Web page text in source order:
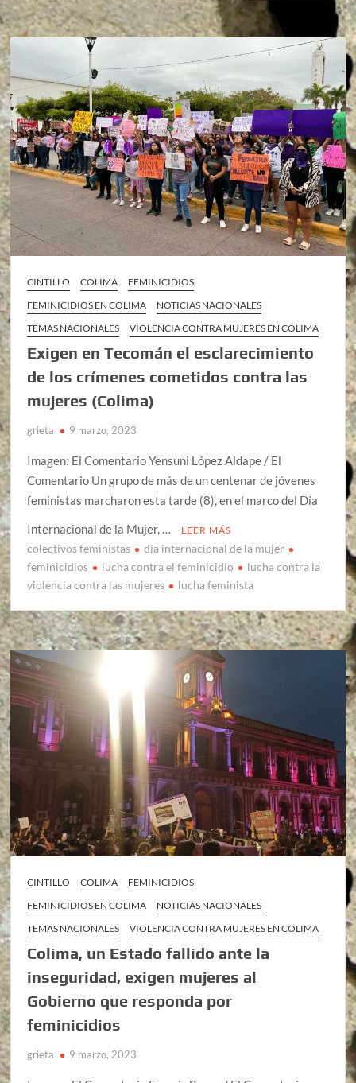
CINTILLO COLIMA
FEMINICIDIOS
FEMINICIDIOS EN COLIMA
NOTICIAS NACIONALES
TEMAS NACIONALES
VIOLENCIA CONTRA MUJERES EN COLIMA
Exigen en Tecomán el esclarecimiento
de los crímenes cometidos contra las
mujeres (Colima)
grieta 9 marzo, 2023
Imagen: El Comentario Yensuni López Aldape / El
Comentario Un grupo de más de un centenar de jóvenes
feministas marcharon esta tarde (8), en el marco del Día
Internacional de la Mujer, …
LEER MÁS
colectivos feministas
dia internacional de la mujer
feminicidios
lucha contra el feminicidio
lucha contra la
violencia contra las mujeres
lucha feminista
CINTILLO COLIMA
FEMINICIDIOS
FEMINICIDIOS EN COLIMA
NOTICIAS NACIONALES
TEMAS NACIONALES
VIOLENCIA CONTRA MUJERES EN COLIMA
Colima, un Estado fallido ante la
inseguridad, exigen mujeres al
Gobierno que responda por
feminicidios
grieta 9 marzo, 2023